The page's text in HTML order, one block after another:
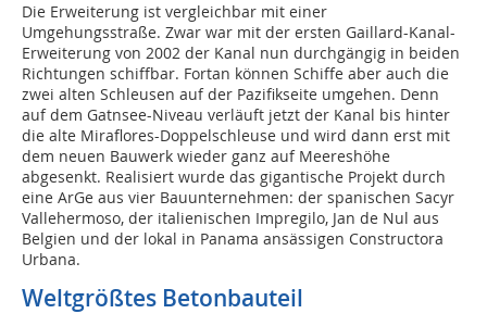
Die Erweiterung ist vergleichbar mit einer
Umgehungsstraße. Zwar war mit der ersten Gaillard-Kanal-
Erweiterung von 2002 der Kanal nun durchgängig in beiden
Richtungen schiffbar. Fortan können Schiffe aber auch die
zwei alten Schleusen auf der Pazifikseite umgehen. Denn
auf dem Gatnsee-Niveau verläuft jetzt der Kanal bis hinter
die alte Miraflores-Doppelschleuse und wird dann erst mit
dem neuen Bauwerk wieder ganz auf Meereshöhe
abgesenkt. Realisiert wurde das gigantische Projekt durch
eine ArGe aus vier Bauunternehmen: der spanischen Sacyr
Vallehermoso, der italienischen Impregilo, Jan de Nul aus
Belgien und der lokal in Panama ansässigen Constructora
Urbana.
Weltgrößtes Betonbauteil